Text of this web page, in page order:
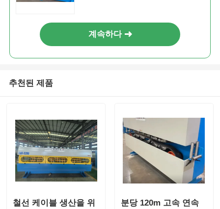
계속하다
추천된 제품
철선 케이블 생산을 위
분당 120m 고속 연속